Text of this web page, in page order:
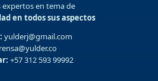
expertos en tema de
en todos sus aspectos
yulderj@gmail.com
+57 312 593 99992